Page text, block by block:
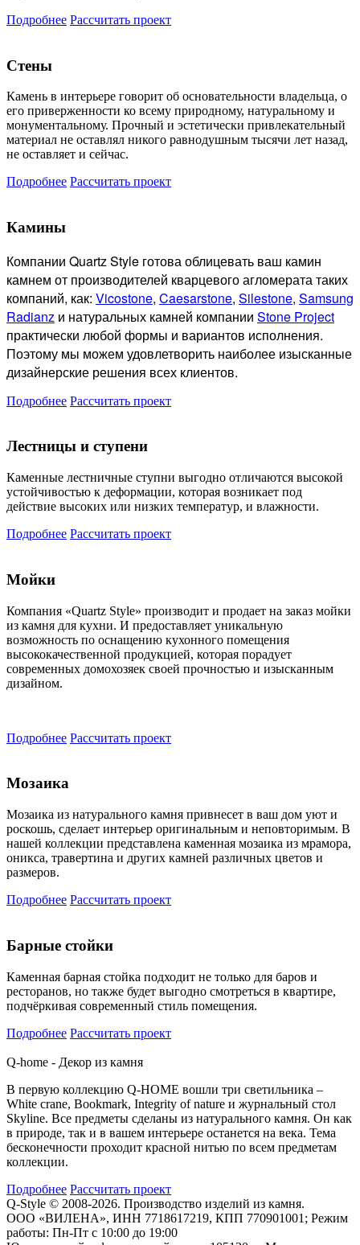
Подробнее Рассчитать проект
Стены
Камень в интерьере говорит об основательности владельца, о
его приверженности ко всему природному, натуральному и
монументальному. Прочный и эстетически привлекательный
материал не оставлял никого равнодушным тысячи лет назад,
не оставляет и сейчас.
Подробнее Рассчитать проект
Камины
Компании Quartz Style готоваоблицевать ваш камин
камнем от производителей кварцевого агломерата таких
компаний, как: Vicostone, Caesarstone, Silestone, Samsung
Radianz и натуральных камней компании Stone Project
практически любой формы и вариантов исполнения.
Поэтому мы можем удовлетворить наиболее изысканные
дизайнерские решения всех клиентов.
Подробнее Рассчитать проект
Лестницы и ступени
Каменные лестничные ступни выгодно отличаются высокой
устойчивостью к деформации, которая возникает под
действие высоких или низких температур, и влажности.
Подробнее Рассчитать проект
Мойки
Компания «Quartz Style» производит и продает на заказ мойки
из камня для кухни. И предоставляет уникальную
возможность по оснащению кухонного помещения
высококачественной продукцией, которая порадует
современных домохозяек своей прочностью и изысканным
дизайном.
Подробнее Рассчитать проект
Мозаика
Мозаика из натурального камня привнесет в ваш дом уют и
роскошь, сделает интерьер оригинальным и неповторимым. В
нашей коллекции представлена каменная мозаика из мрамора,
оникса, травертина и других камней различных цветов и
размеров.
Подробнее Рассчитать проект
Барные стойки
Каменная барная стойка подходит не только для баров и
ресторанов, но также будет выгодно смотреться в квартире,
подчёркивая современный стиль помещения.
Подробнее Рассчитать проект
Q-home - Декор из камня
В первую коллекцию Q-HOME вошли три светильника –
White crane, Bookmark, Integrity of nature и журнальный стол
Skyline. Все предметы сделаны из натурального камня. Он как
в природе, так и в вашем интерьере останется на века. Тема
бесконечности проходит красной нитью по всем предметам
коллекции.
Подробнее Рассчитать проект
Q-Style © 2008-2026. Производство изделий из камня.
ООО «ВИЛЕНА», ИНН 7718617219, КПП 770901001; Режим
работы: Пн-Пт с 10:00 до 19:00